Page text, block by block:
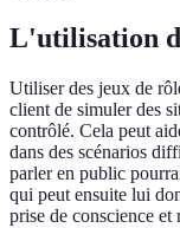
L'utilisation
Utiliser des jeux de
client de simuler des
contrôlé. Cela peut
dans des scénarios
parler en public
qui peut ensuite lui
prise de conscience et